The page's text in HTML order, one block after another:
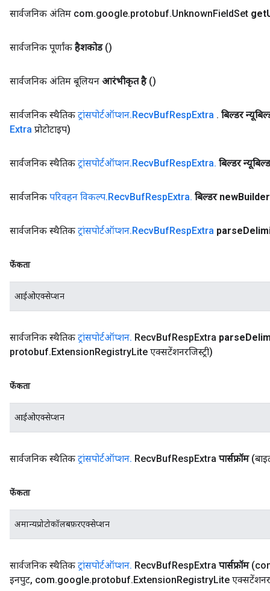
सार्वजनिक अंतिम com.google.protobuf.UnknownFieldSet get
सार्वजनिक पूर्णांक हैशकोड ()
सार्वजनिक अंतिम बूलियन आरंभीकृत है ()
सार्वजनिक स्थैतिक ट्रांसपोर्टऑप्शन.RecvBufRespExtra . बिल्डर
Extra प्रोटोटाइप)
सार्वजनिक स्थैतिक ट्रांसपोर्टऑप्शन.RecvBufRespExtra. बिल्डर
सार्वजनिक परिवहन विकल्प.RecvBufRespExtra. बिल्डर newBuilder
सार्वजनिक स्थैतिक ट्रांसपोर्टऑप्शन.RecvBufRespExtra parse
फेंकता
आईओएक्सेप्शन
सार्वजनिक स्थैतिक ट्रांसपोर्टऑप्शन. RecvBufRespExtra parse
protobuf.ExtensionRegistryLite एक्सटेंशनरजिस्ट्री)
फेंकता
आईओएक्सेप्शन
सार्वजनिक स्थैतिक ट्रांसपोर्टऑप्शन. RecvBufRespExtra पार्सफ्रॉम
फेंकता
अमान्यप्रोटोकॉलबफ़रएक्सेप्शन
सार्वजनिक स्थैतिक ट्रांसपोर्टऑप्शन. RecvBufRespExtra पार्सफ्रॉम
इनपुट, com.google.protobuf.ExtensionRegistryLite